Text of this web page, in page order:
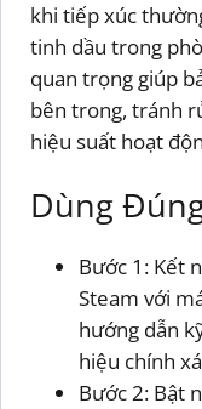
khi tiếp xúc
tinh dầu trong
quan trọng giúp
bên trong, tránh
hiệu suất hoạt
Dùng
Bước 1: Kết
Steam với
hướng dẫn
hiệu chính
Bước 2: Bật